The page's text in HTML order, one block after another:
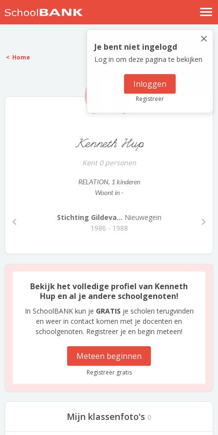
Nostalgische verhalen
Log in
Meld je gratis aan
×
Je bent niet ingelogd
Log in om deze pagina te bekijken
Inloggen
Registreer
Home
Kenneth Hup
Kent 0 personen
RELATION, 1 kinderen
Woont in -
Stichting Gildeva... Nieuwegein
1986 - 1988
Bekijk het volledige profiel van Kenneth
Hup en al je andere schoolgenoten!
In SchoolBANK kun je GRATIS je scholen terugvinden
en weer in contact komen met je docenten en
schoolgenoten. Registreer je en begin meteen!
Meteen beginnen
Registreer gratis
Mijn klassenfoto's 0